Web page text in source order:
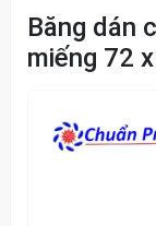
Băng dán
miếng 72